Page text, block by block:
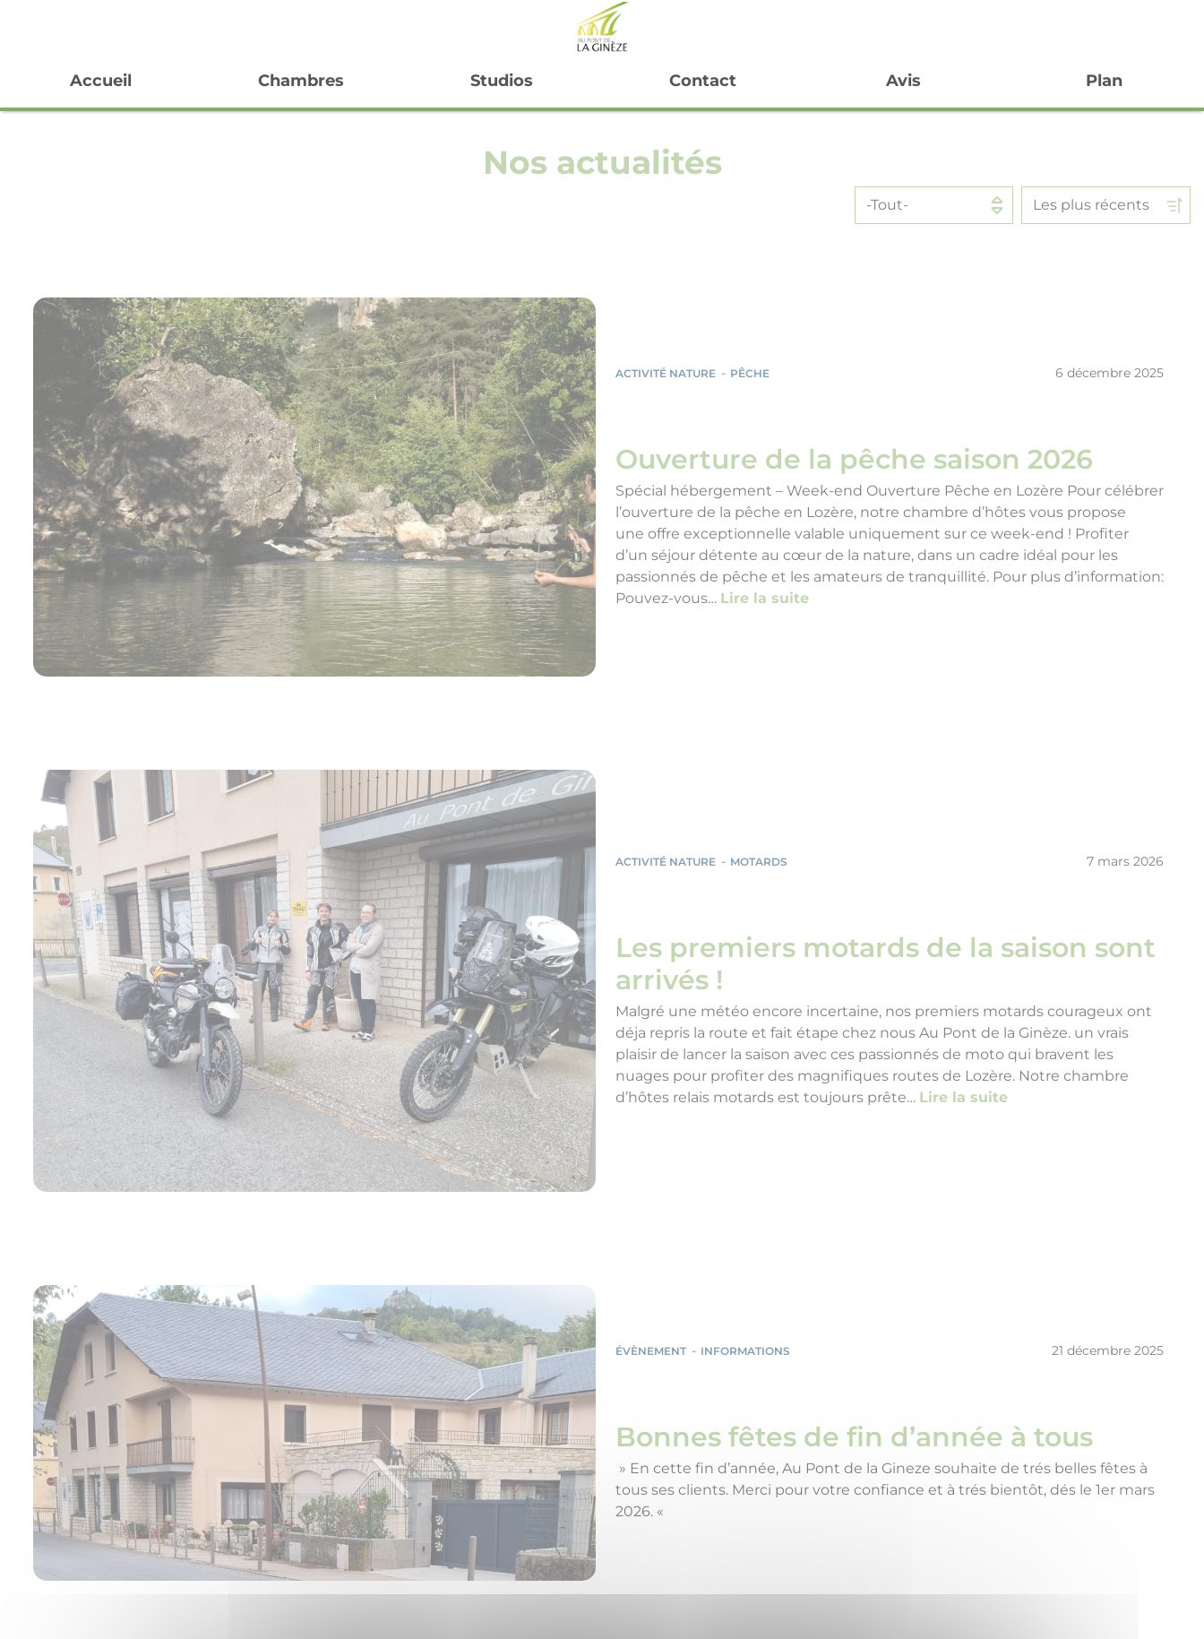
Accueil Chambres Studios Contact Avis Plan
Nos actualités
ACTIVITÉ NATURE PÊCHE 6 décembre 2025
Ouverture de la pêche saison 2026
Spécial hébergement – Week-end Ouverture Pêche en Lozère Pour célébrer
l’ouverture de la pêche en Lozère, notre chambre d’hôtes vous propose
une offre exceptionnelle valable uniquement sur ce week-end ! Profiter
d’un séjour détente au cœur de la nature, dans un cadre idéal pour les
passionnés de pêche et les amateurs de tranquillité. Pour plus d’information:
Pouvez-vous… Lire la suite
ACTIVITÉ NATURE MOTARDS 7 mars 2026
Les premiers motards de la saison sont
arrivés !
Malgré une météo encore incertaine, nos premiers motards courageux ont
déja repris la route et fait étape chez nous Au Pont de la Ginèze. un vrais
plaisir de lancer la saison avec ces passionnés de moto qui bravent les
nuages pour profiter des magnifiques routes de Lozère. Notre chambre
d’hôtes relais motards est toujours prête… Lire la suite
ÉVÈNEMENT INFORMATIONS 21 décembre 2025
Bonnes fêtes de fin d’année à tous
» En cette fin d’année, Au Pont de la Gineze souhaite de trés belles fêtes à
tous ses clients. Merci pour votre confiance et à trés bientôt, dés le 1er mars
2026. «